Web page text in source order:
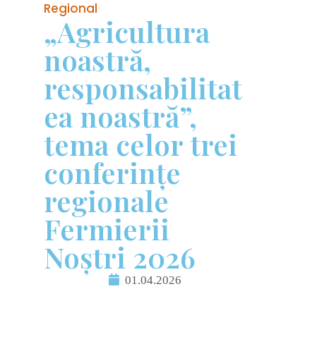
Regional
„Agricultura
noastră,
responsabilitat
ea noastră”,
tema celor trei
conferințe
regionale
Fermierii
Noștri 2026
01.04.2026